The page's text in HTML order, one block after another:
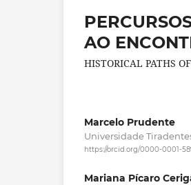
AO
HISTORICAL PATHS
Marcelo Prudente
Universidade
https://orcid.org/0000-0001-
Mariana Pícaro